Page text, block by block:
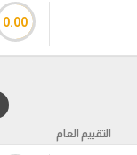
0.00
التقييم العام